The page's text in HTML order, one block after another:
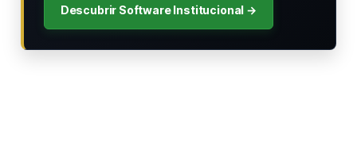
Descubrir Software Institucional →